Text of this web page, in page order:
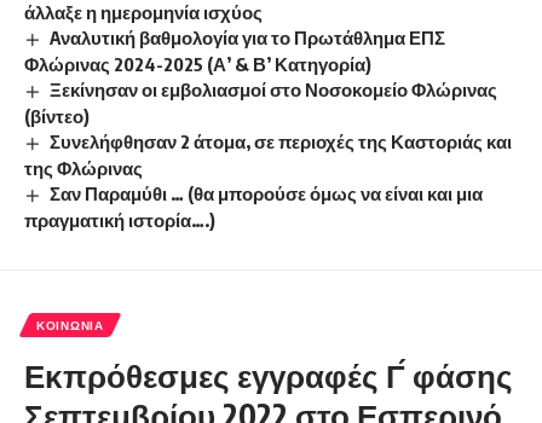
άλλαξε η ημερομηνία ισχύος
Aναλυτική βαθμολογία για το Πρωτάθλημα ΕΠΣ
Φλώρινας 2024-2025 (Α’ & Β’ Κατηγορία)
Ξεκίνησαν οι εμβολιασμοί στο Νοσοκομείο Φλώρινας
(βίντεο)
Συνελήφθησαν 2 άτομα, σε περιοχές της Καστοριάς και
της Φλώρινας
Σαν Παραμύθι … (θα μπορούσε όμως να είναι και μια
πραγματική ιστορία….)
ΚΟΙΝΩΝΊΑ
Εκπρόθεσμες εγγραφές Γ́ φάσης
Σεπτεμβρίου 2022 στο Εσπερινό